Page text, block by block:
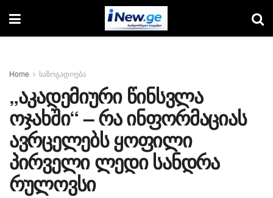
Home საზოგადოება
„აკადემიური წინსვლა
ოჯახში“ – რა ინფორმაციას
ავრცელებს ყოფილი
პირველი ლედი სანდრა
რულოვსი